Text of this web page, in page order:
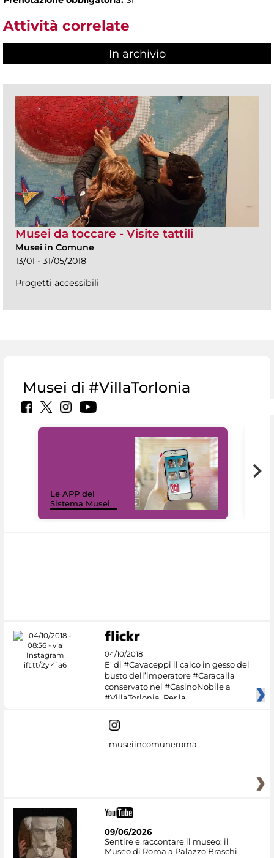
Attività correlate
In archivio
Musei da toccare - Visite tattili
Musei in Comune
13/01 - 31/05/2018
Progetti accessibili
Musei di #VillaTorlonia
Le APP del
Sistema Musei
04/10/2018
E' di #Cavaceppi il calco in gesso del
busto dell’imperatore #Caracalla
conservato nel #CasinoNobile a
#VillaTorlonia. Per la
museiincomuneroma
09/06/2026
Sentire e raccontare il museo: il
Museo di Roma a Palazzo Braschi